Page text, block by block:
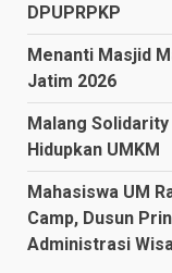
DPUPRPKP
Menanti Masjid
Jatim 2026
Malang
Hidupkan UMKM
Mahasiswa UM
Camp, Dusun
Administrasi